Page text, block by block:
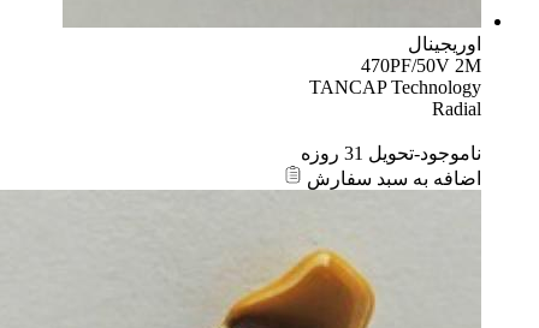
اوریجینال
470PF/50V 2M
TANCAP Technology
Radial
ناموجود-تحویل 31 روزه
اضافه به سبد سفارش